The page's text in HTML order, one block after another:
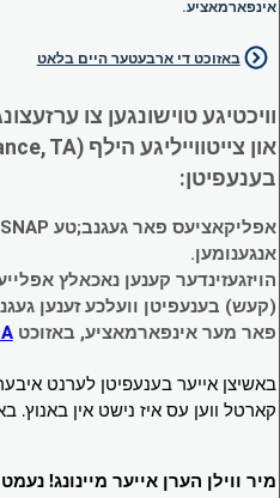
אינפארמאציע.
באזוכט די ארבעטער היים בלאט
בענעפיטן:
אנגענומען.
(קעש) בענעפיטן וועלכע זענען
פאר מער אינפארמאציע, באזוכט
קארטל ווען עס איז נישט אין באנוץ.